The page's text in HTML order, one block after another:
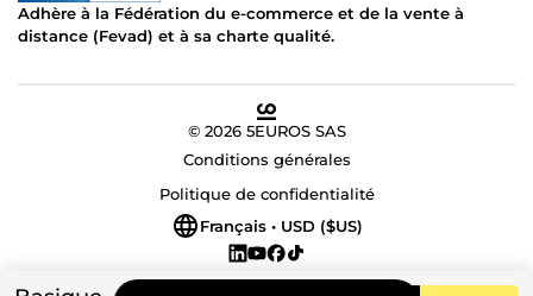
Adhère à la Fédération du e-commerce et de la vente à
distance (Fevad) et à sa charte qualité.
© 2026 5EUROS SAS
Conditions générales
Politique de confidentialité
Français • USD ($US)